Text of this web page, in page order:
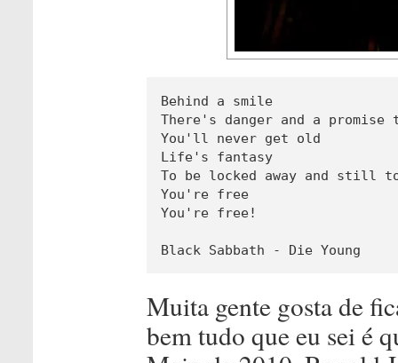
Behind a smile
There's danger and a
You'll never get old
Life's fantasy
To be locked away and still
You're free
You're free!
Black Sabbath - Die Young
Muita gente gosta de
bem tudo que eu sei é